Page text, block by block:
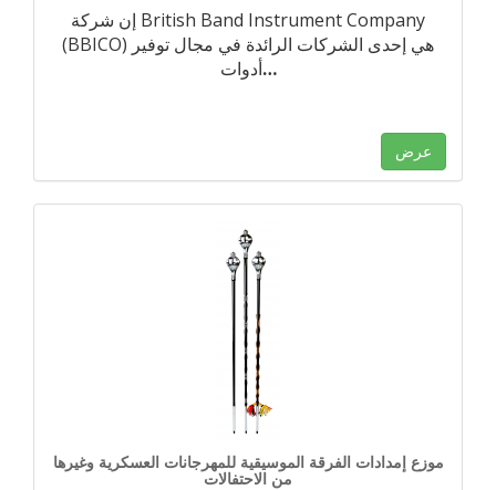
إن شركة British Band Instrument Company
(BBICO) هي إحدى الشركات الرائدة في مجال توفير
أدوات…
عرض
موزع إمدادات الفرقة الموسيقية للمهرجانات العسكرية وغيرها
من الاحتفالات